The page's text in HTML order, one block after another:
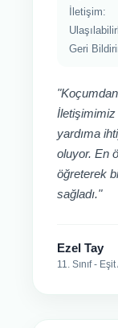
İletişim:
Geri
yardıma
oluyor. En
öğreterek
sağladı."
Ezel Tay
11. Sınıf - Eşit